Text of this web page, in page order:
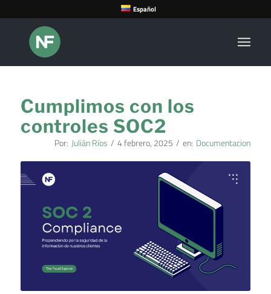
Español
Cumplimos con los
controles SOC2
Por: Julián Ríos / 4 febrero, 2025 / en: Documentacion